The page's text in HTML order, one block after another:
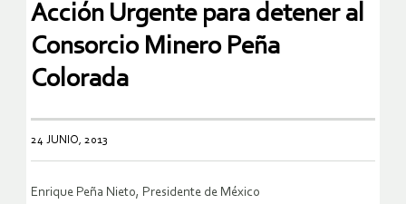
Acción Urgente para detener al
Consorcio Minero Peña
Colorada
24 JUNIO, 2013
Enrique Peña Nieto, Presidente de México